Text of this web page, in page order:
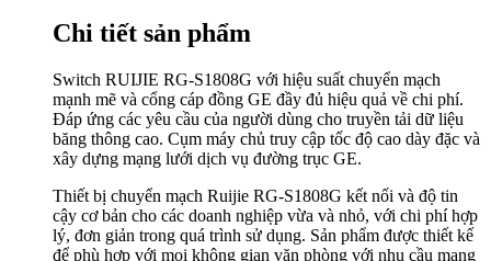
Chi tiết sản phẩm
Switch RUIJIE RG-S1808G với hiệu suất chuyển mạch
mạnh mẽ và cổng cáp đồng GE đầy đủ hiệu quả về chi phí.
Đáp ứng các yêu cầu của người dùng cho truyền tải dữ liệu
băng thông cao. Cụm máy chủ truy cập tốc độ cao dày đặc và
xây dựng mạng lưới dịch vụ đường trục GE.
Thiết bị chuyển mạch Ruijie RG-S1808G kết nối và độ tin
cậy cơ bản cho các doanh nghiệp vừa và nhỏ, với chi phí hợp
lý, đơn giản trong quá trình sử dụng. Sản phẩm được thiết kế
để phù hợp với mọi không gian văn phòng với nhu cầu mạng